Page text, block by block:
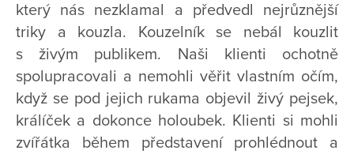
který nás nezklamal a předvedl nejrůznější
triky a kouzla. Kouzelník se nebál kouzlit
s živým publikem. Naši klienti ochotně
spolupracovali a nemohli věřit vlastním očím,
když se pod jejich rukama objevil živý pejsek,
králíček a dokonce holoubek. Klienti si mohli
zvířátka během představení prohlédnout a